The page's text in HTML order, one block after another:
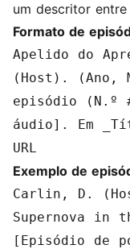
um descritor
Formato de
Apelido do
(Host). (Ano,
episódio (N.º
áudio]. Em
URL
Exemplo de
Carlin, D.
Supernova in
[Episódio de